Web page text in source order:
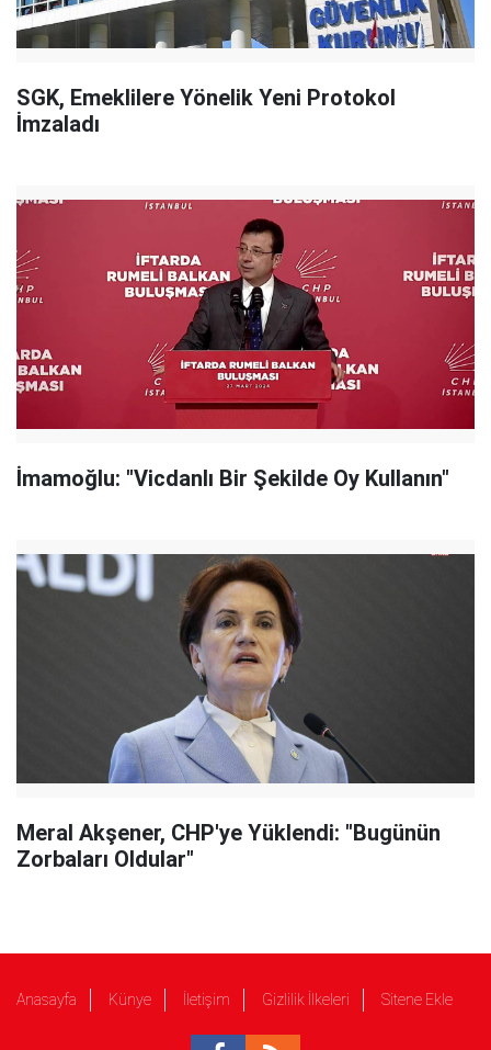
SGK, Emeklilere Yönelik Yeni Protokol
İmzaladı
İmamoğlu: "Vicdanlı Bir Şekilde Oy Kullanın"
Meral Akşener, CHP'ye Yüklendi: "Bugünün
Zorbaları Oldular"
Anasayfa Künye İletişim Gizlilik İlkeleri Sitene Ekle